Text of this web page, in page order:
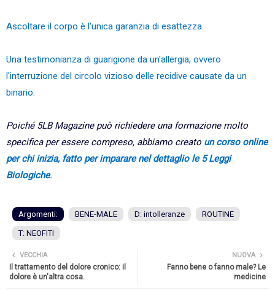
Ascoltare il corpo è l'unica garanzia di esattezza.
Una testimonianza di guarigione da un'allergia, ovvero
l'interruzione del circolo vizioso delle recidive causate da un
binario.
Poiché 5LB Magazine può richiedere una formazione molto
specifica per essere compreso, abbiamo creato un corso online
per chi inizia, fatto per imparare nel dettaglio le 5 Leggi
Biologiche.
Argomenti: BENE-MALE D: intolleranze ROUTINE
T: NEOFITI
NUOVA
Fanno bene o fanno male? Le
medicine
VECCHIA
Il trattamento del dolore cronico: il
dolore è un'altra cosa.